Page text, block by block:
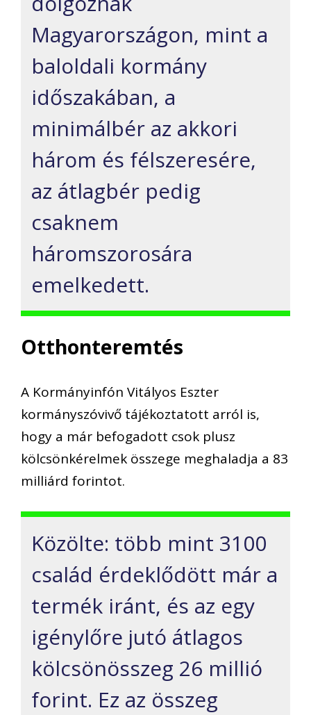
Magyarországon, mint a
baloldali kormány
időszakában, a
minimálbér az akkori
három és félszeresére,
az átlagbér pedig
csaknem
háromszorosára
emelkedett.
Otthonteremtés
A Kormányinfón Vitályos Eszter
kormányszóvivő tájékoztatott arról is,
hogy a már befogadott csok plusz
kölcsönkérelmek összege meghaladja a 83
milliárd forintot.
Közölte: több mint 3100
család érdeklődött már a
termék iránt, és az egy
igénylőre jutó átlagos
kölcsönösszeg 26 millió
forint. Ez az összeg